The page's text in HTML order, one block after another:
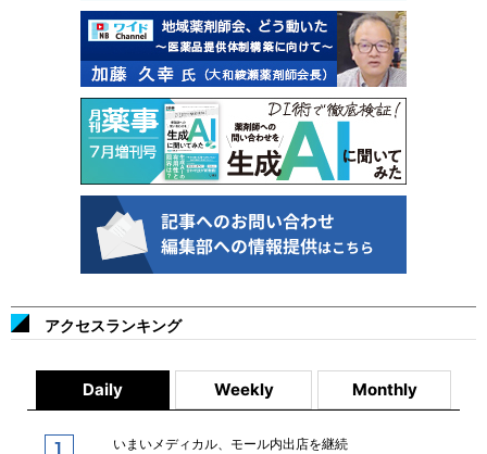
アクセスランキング
Daily Weekly Monthly
いまいメディカル、モール内出店を継続